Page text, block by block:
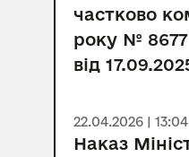
частково
року № 8677
від
22.04.2026 |
Наказ